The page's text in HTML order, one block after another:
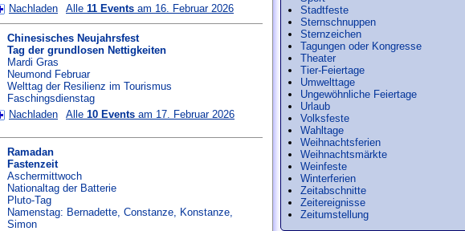
Nachladen Alle 11 Events am 16. Februar 2026
Chinesisches Neujahrsfest
Tag der grundlosen Nettigkeiten
Mardi Gras
Neumond Februar
Welttag der Resilienz im Tourismus
Faschingsdienstag
Nachladen
Alle 10 Events am 17. Februar 2026
Ramadan
Fastenzeit
Aschermittwoch
Nationaltag der Batterie
Pluto-Tag
Namenstag: Bernadette, Constanze, Konstanze,
Simon
Stadtfeste
Sternschnuppen
Sternzeichen
Tagungen oder Kongresse
Theater
Tier-Feiertage
Umwelttage
Ungewöhnliche Feiertage
Urlaub
Volksfeste
Wahltage
Weihnachtsferien
Weihnachtsmärkte
Weinfeste
Winterferien
Zeitabschnitte
Zeitereignisse
Zeitumstellung